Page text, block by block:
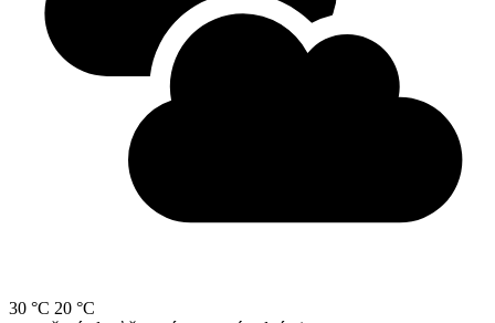
30 °C 20 °C